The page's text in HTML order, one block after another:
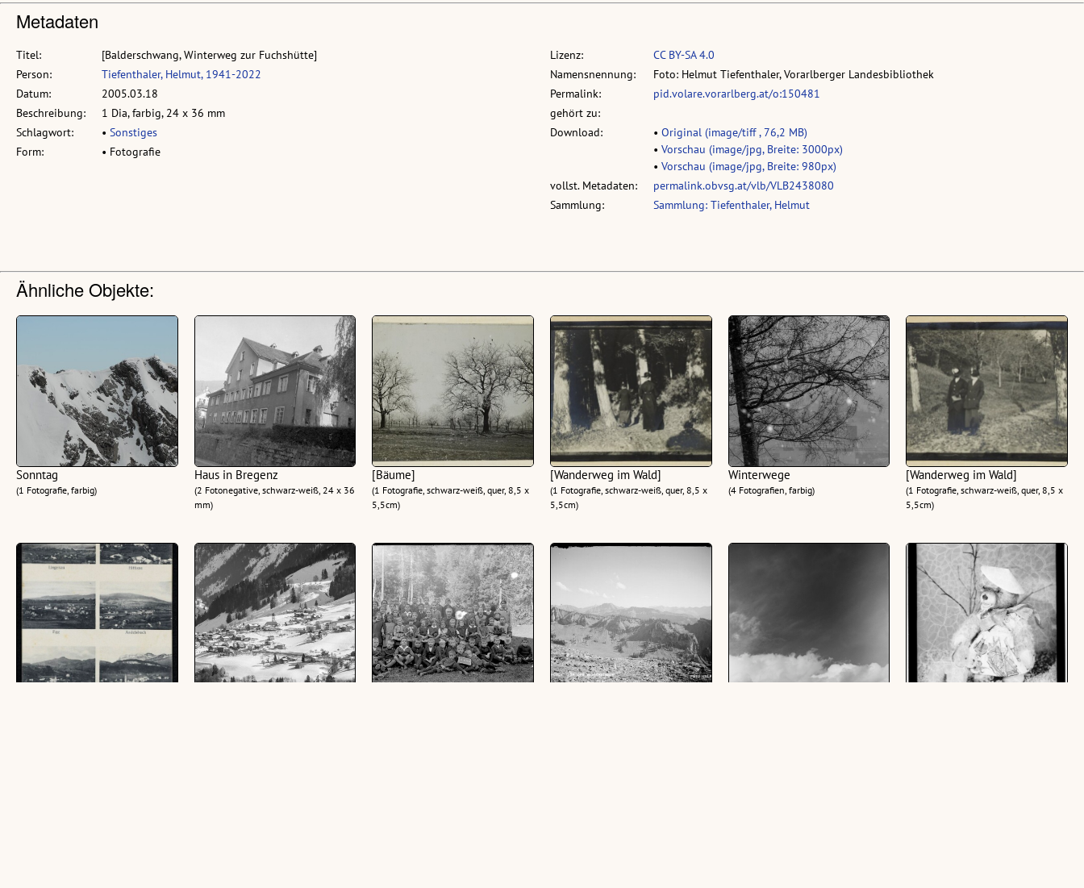
Metadaten
Titel:
[Balderschwang, Winterweg zur Fuchshütte]
Person:
Tiefenthaler, Helmut, 1941-2022
Datum:
2005.03.18
Beschreibung:
1 Dia, farbig, 24 x 36 mm
Schlagwort:
• Sonstiges
Form:
• Fotografie
Lizenz:
CC BY-SA 4.0
Namensnennung:
Foto: Helmut Tiefenthaler, Vorarlberger Landesbibliothek
Permalink:
pid.volare.vorarlberg.at/o:150481
gehört zu:
Download:
• Original (image/tiff , 76,2 MB)
• Vorschau (image/jpg, Breite: 3000px)
• Vorschau (image/jpg, Breite: 980px)
vollst. Metadaten:
permalink.obvsg.at/vlb/VLB2438080
Sammlung:
Sammlung: Tiefenthaler, Helmut
Ähnliche Objekte:
Sonntag
(1 Fotografie, farbig)
Haus in Bregenz
(2 Fotonegative, schwarz-weiß, 24 x 36
mm)
[Bäume]
(1 Fotografie, schwarz-weiß, quer, 8,5 x
5,5cm)
[Wanderweg im Wald]
(1 Fotografie, schwarz-weiß, quer, 8,5 x
5,5cm)
Winterwege
(4 Fotografien, farbig)
[Wanderweg im Wald]
(1 Fotografie, schwarz-weiß, quer, 8,5 x
5,5cm)